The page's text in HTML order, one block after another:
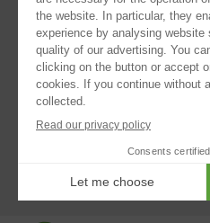
Cutters
Blixer
Mixeurs
Tamis